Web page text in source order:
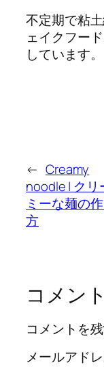
不定期で粘
ェイクフー
しています。
← Creamy
noodle | クリ
ミーな麺の作
方
コメント
コメントを
メールアド